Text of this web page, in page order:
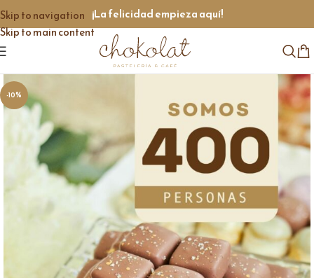
Skip to navigation
Skip to main content
¡La felicidad empieza aquí!
-10%